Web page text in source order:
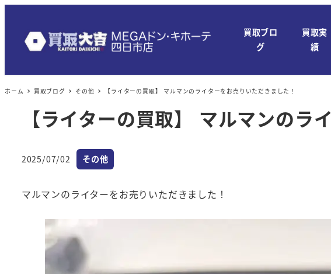
買取ブロ
グ
買取実
績
ホーム 買取ブログ その他 【ライターの買取】 マルマンのライターをお売りいただきました！
【ライターの買取】 マルマンのラ
投稿日
2025/07/02 カテゴリー
その他
マルマンのライターをお売りいただきました！